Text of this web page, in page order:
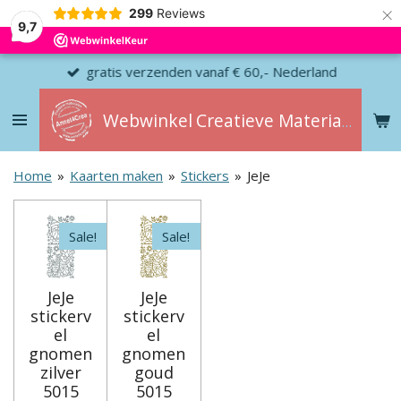
9,7
299 Reviews ×
Webwinkel Creatieve Materialen
gratis verzenden vanaf € 60,- Nederland
Home » Kaarten maken » Stickers » JeJe
Sale!
JeJe
stickerv
el
gnomen
zilver
5015
Sale!
JeJe
stickerv
el
gnomen
goud
5015